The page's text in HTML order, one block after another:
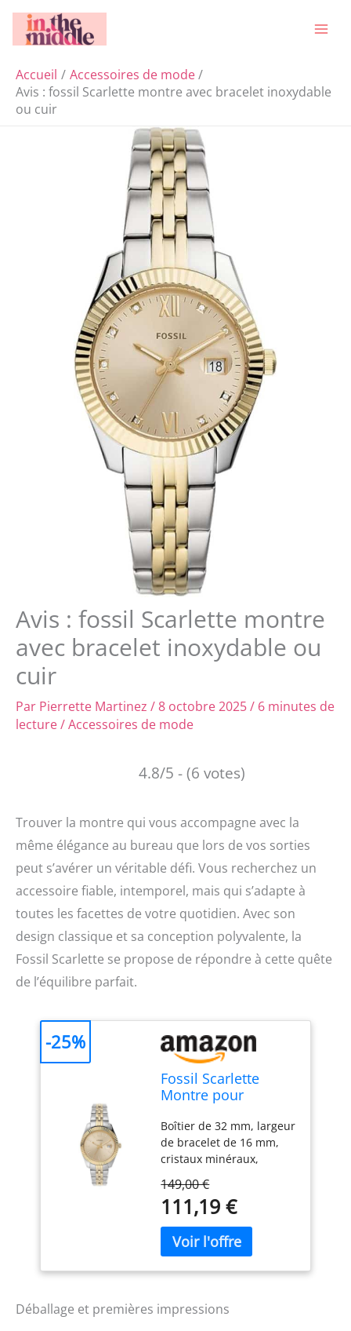
Aller
Accueil
Accessoires de mode
Avis : fossil Scarlette montre avec bracelet inoxydable
ou cuir
Avis : fossil Scarlette montre
avec bracelet inoxydable ou
cuir
Par Pierrette Martinez /8 octobre 2025/ 6 minutes de
lecture/Accessoires de mode
4.8/5 - (6 votes)
Trouver la montre qui vous accompagne avec la
même élégance au bureau que lors de vos sorties
peut s’avérer un véritable défi. Vous recherchez un
accessoire fiable, intemporel, mais qui s’adapte à
toutes les facettes de votre quotidien. Avec son
design classique et sa conception polyvalente, la
Fossil Scarlette se propose de répondre à cette quête
de l’équilibre parfait.
Fossil Scarlette
Montre pour
mouvement à
quartz, bracelet en
acier inoxydable ou
en cuir
Boîtier de 32 mm, largeur
de bracelet de 16 mm,
cristaux minéraux,
avec affichage
analogique à trois
aiguilles et date, importé
Boîtier rond en acier
inoxydable, cadran doré
Bracelet en acier
Étanchéité jusqu’à 50 m :
149,00 €
111,19 €
-25%
Déballage et premières impressions
Rechercher